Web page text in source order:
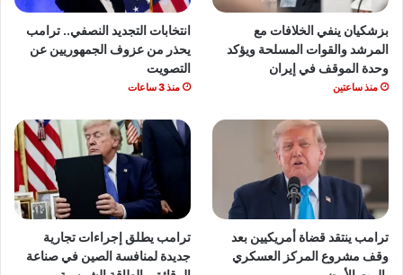
بزشكيان ينفي الخلافات مع
المرشد والقوات المسلحة ويؤكد
وحدة الموقف في إيران
منذ ساعتين
انتخابات التجديد النصفي.. ترامب
يحذر من عزوف الجمهوريين عن
التصويت
منذ 3 ساعات
ترامب ينتقد قضاة أمريكيين بعد
وقف مشروع المركز العسكري
ترامب يطلق إجراءات تجارية
جديدة لمنافسة الصين في صناعة